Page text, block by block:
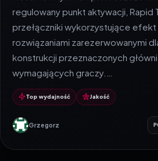
regulowany punkt aktywacji, Rapid
przełączniki wykorzystujące efekt
rozwiązaniami zarezerwowanymi
konstrukcji przeznaczonych
wymagających graczy.…
Top wydajność Jakość
Grzegorz